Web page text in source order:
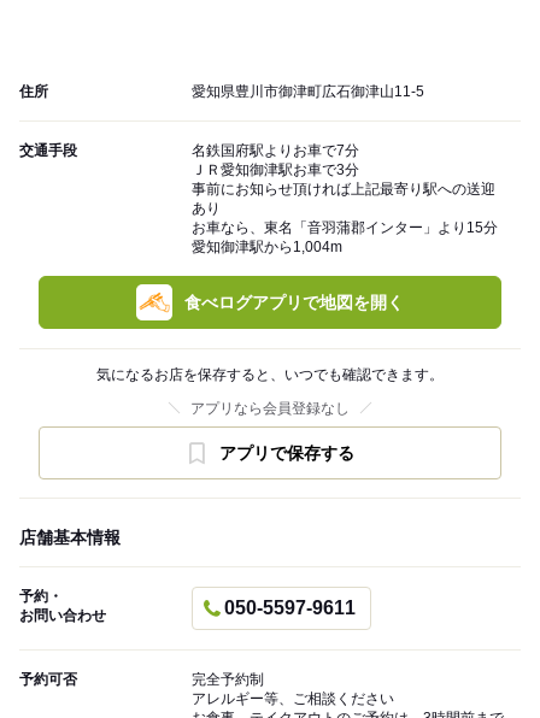
住所 愛知県豊川市御津町広石御津山11-5
交通手段
名鉄国府駅よりお車で7分
ＪＲ愛知御津駅お車で3分
事前にお知らせ頂ければ上記最寄り駅への送迎
あり
お車なら、東名「音羽蒲郡インター」より15分
愛知御津駅から1,004m
食べログアプリで地図を開く
気になるお店を保存すると、いつでも確認できます。
アプリなら会員登録なし
アプリで保存する
店舗基本情報
予約・
お問い合わせ
050-5597-9611
予約可否
完全予約制
アレルギー等、ご相談ください